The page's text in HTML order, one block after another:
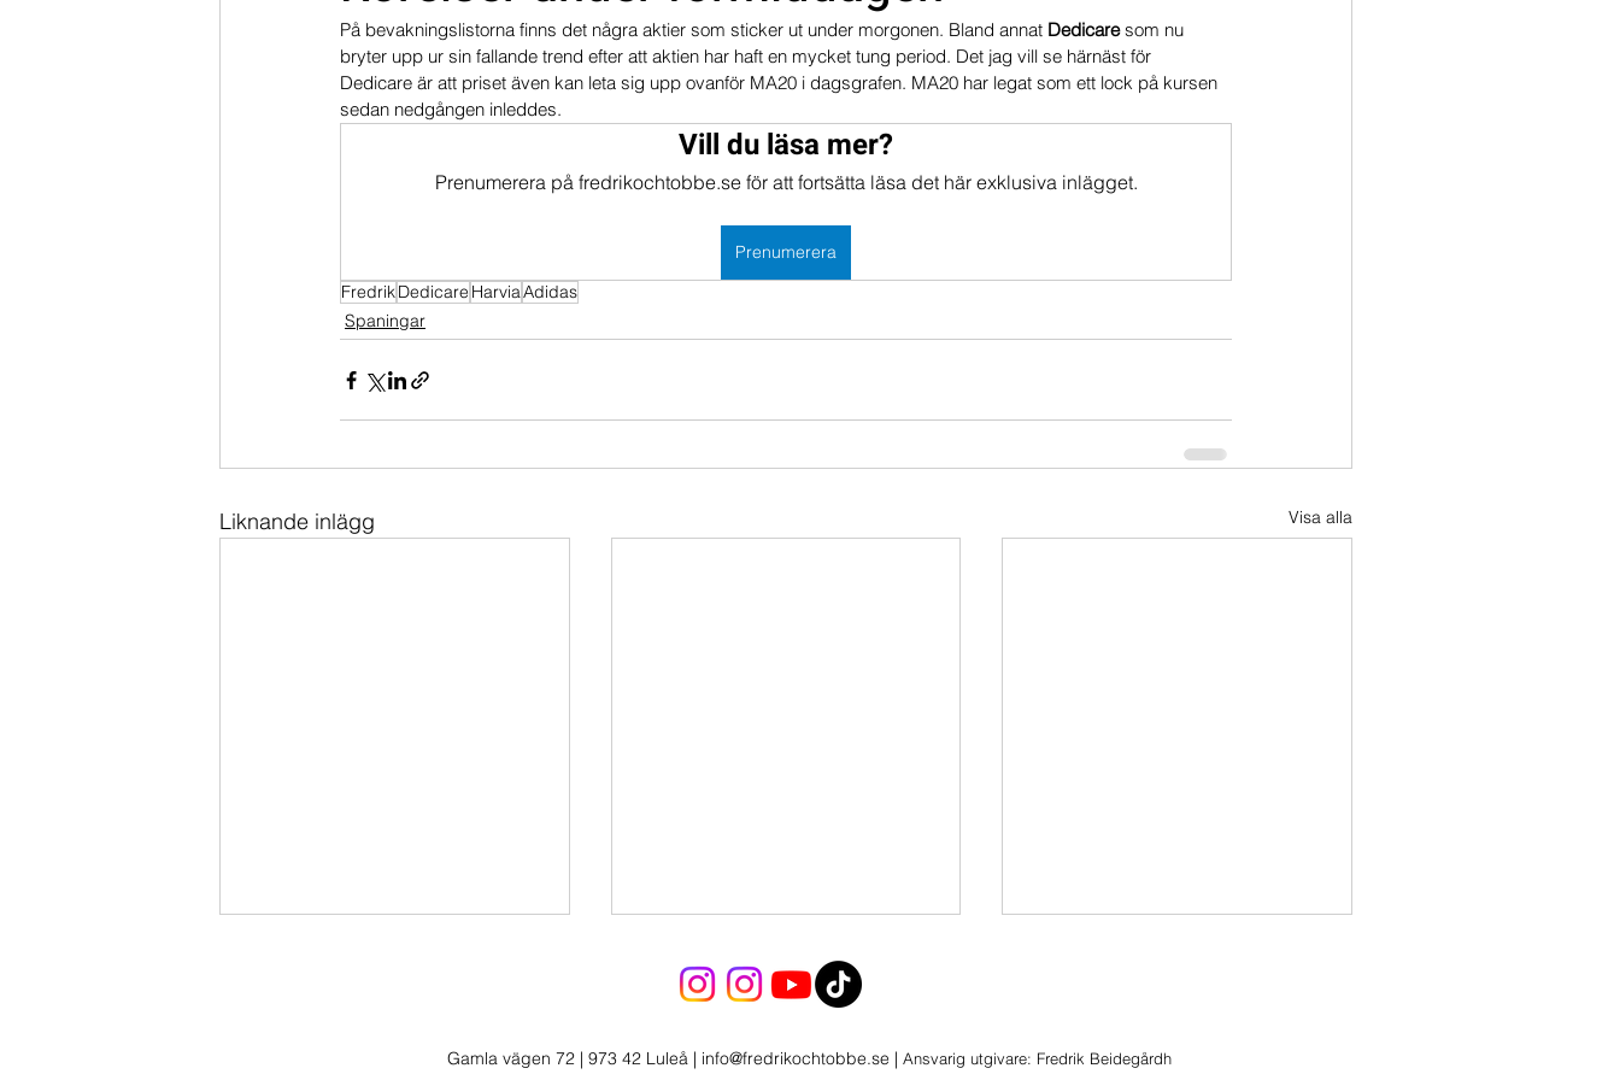
Dippköparportföljen Momentumportföljen Portföljer
På bevakningslistorna finns det några aktier som sticker ut under morgonen. Bland annat Dedicare som nu
bryter upp ur sin fallande trend efter att aktien har haft en mycket tung period. Det jag vill se härnäst för
Dedicare är att priset även kan leta sig upp ovanför MA20 i dagsgrafen. MA20 har legat som ett lock på kursen
sedan nedgången inleddes.
Vill du läsa mer?
Prenumerera på fredrikochtobbe.se för att fortsätta läsa det här exklusiva inlägget.
Prenumerera
FredrikDedicare HarviaAdidas
Spaningar
Liknande inlägg Visa alla
Gamla vägen 72 | 973 42 Luleå | info@fredrikochtobbe.se | Ansvarig utgivare: Fredrik Beidegårdh